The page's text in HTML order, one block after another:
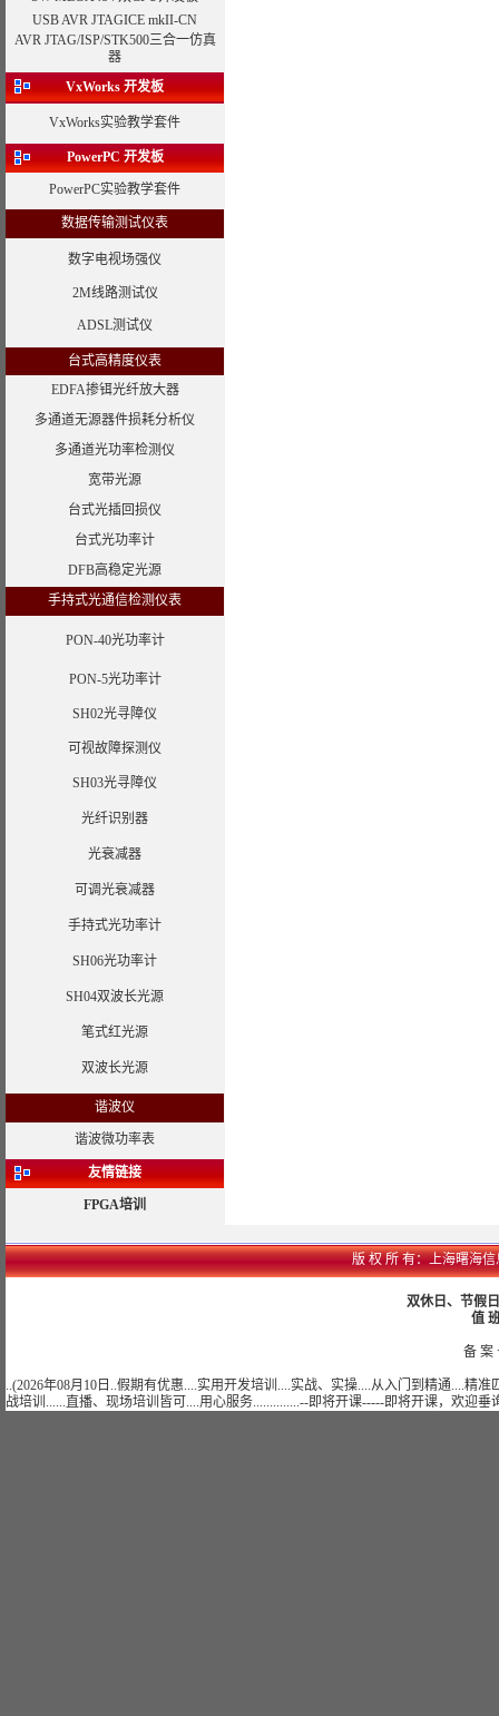
USB AVR JTAGICE mkII-CN
AVR JTAG/ISP/STK500三合一仿真
器
VxWorks 开发板
VxWorks实验教学套件
PowerPC 开发板
PowerPC实验教学套件
数据传输测试仪表
数字电视场强仪
2M线路测试仪
ADSL测试仪
台式高精度仪表
EDFA掺铒光纤放大器
多通道无源器件损耗分析仪
多通道光功率检测仪
宽带光源
台式光插回损仪
台式光功率计
DFB高稳定光源
手持式光通信检测仪表
PON-40光功率计
PON-5光功率计
SH02光寻障仪
可视故障探测仪
SH03光寻障仪
光纤识别器
光衰减器
可调光衰减器
手持式光功率计
SH06光功率计
SH04双波长光源
笔式红光源
双波长光源
谐波仪
谐波微功率表
友情链接
FPGA培训
版 权 所 有：上海曙海信
双休日、节假
值
备 案
..(2026年08月10日..假期有优惠....实用开发培训....实战、实操....从入门到精通....精
战培训......直播、现场培训皆可....用心服务..............--即将开课-----即将开课，欢迎垂询